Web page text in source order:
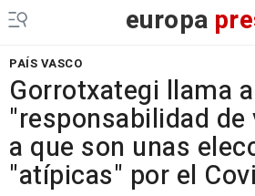
europa
PAÍS VASCO
Gorrotxategi llama
"responsabilidad de
a que son unas
"atípicas" por el